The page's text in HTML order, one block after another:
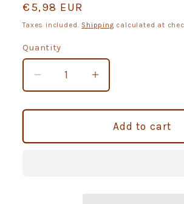
Regular
price
€5,98 EUR
Taxes included. Shipping calculated at
Quantity
Quantity
Decrease
quantity
for
Bubble
Increase
quantity
for
4Cats
Bubble
Add to cart